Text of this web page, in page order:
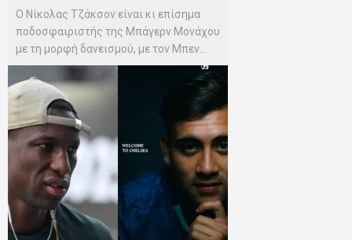
Ο Νίκολας Τζάκσον είναι κι επίσημα
ποδοσφαιριστής της Μπάγερν Μονάχου
με τη μορφή δανεισμού, με τον Μπεν...